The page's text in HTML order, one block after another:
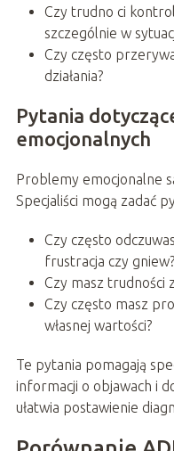
Czy trudno ci
szczególnie w
Czy często
działania?
Pytania
emocjonalnych
Problemy emocjonalne
Specjaliści mogą zadać
Czy często
frustracja czy gniew?
Czy masz trudności
Czy często masz
własnej wartości?
Te pytania pomagają
informacji o objawach i
ułatwia postawienie